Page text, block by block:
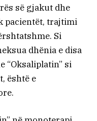
së gjakut dhe
pacientët, trajtimi
Si
dhënia e disa
“Oksaliplatin” si
është e